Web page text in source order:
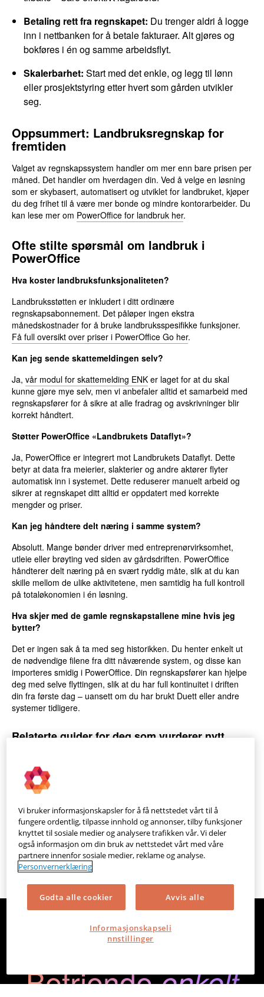
Betaling rett fra regnskapet: Du trenger aldri å logge
inn i nettbanken for å betale fakturaer. Alt gjøres og
bokføres i én og samme arbeidsflyt.
Skalerbarhet: Start med det enkle, og legg til lønn
eller prosjektstyring etter hvert som gården utvikler
seg.
Oppsummert: Landbruksregnskap for
fremtiden
Valget av regnskapssystem handler om mer enn bare prisen per
måned. Det handler om hverdagen din. Ved å velge en løsning
som er skybasert, automatisert og utviklet for landbruket, kjøper
du deg frihet til å være mer bonde og mindre kontorarbeider. Du
kan lese mer om PowerOffice for landbruk her.
Ofte stilte spørsmål om landbruk i
PowerOffice
Hva koster landbruksfunksjonaliteten?
Landbruksstøtten er inkludert i ditt ordinære
regnskapsabonnement. Det påløper ingen ekstra
månedskostnader for å bruke landbruksspesifikke funksjoner.
Få full oversikt over priser i PowerOffice Go her.
Kan jeg sende skattemeldingen selv?
Ja,vår modul for skattemelding ENK er laget for at du skal
kunne gjøre mye selv, men vi anbefaler alltid et samarbeid med
regnskapsfører for å sikre at alle fradrag og avskrivninger blir
korrekt håndtert.
Støtter PowerOffice «Landbrukets Dataflyt»?
Ja, PowerOffice er integrert mot Landbrukets Dataflyt. Dette
betyr at data fra meierier, slakterier og andre aktører flyter
automatisk inn i systemet. Dette reduserer manuelt arbeid og
sikrer at regnskapet ditt alltid er oppdatert med korrekte
mengder og priser.
Kan jeg håndtere delt næring i samme system?
Absolutt. Mange bønder driver med entreprenørvirksomhet,
utleie eller brøyting ved siden av gårdsdriften. PowerOffice
håndterer delt næring på en svært ryddig måte, slik at du kan
skille mellom de ulike aktivitetene, men samtidig ha full kontroll
på totaløkonomien i én løsning.
Hva skjer med de gamle regnskapstallene mine hvis jeg
bytter?
Det er ingen sak å ta med seg historikken. Du henter enkelt ut
de nødvendige filene fra ditt nåværende system, og disse kan
importeres smidig i PowerOffice. Din regnskapsfører kan hjelpe
deg med selve flyttingen, slik at du har full kontinuitet i driften
din fra første dag – uansett om du har brukt Duett eller andre
systemer tidligere.
Relaterte guider for deg som vurderer nytt
Hva bør du se etter når du bytter regnskapssystem?
Hvordan bytte regnskapssystem? En enkel guide til en
ny hverdag
Hvilket regnskapssystem er enklest å bruke i 2026?
Befriendeenkelt
Vi bruker informasjonskapsler for å få nettstedet vårt til å
fungere ordentlig, tilpasse innhold og annonser, tilby funksjoner
knyttet til sosiale medier og analysere trafikken vår. Vi deler
også informasjon om din bruk av nettstedet vårt med våre
partnere innenfor sosiale medier, reklame og analyse.
Personvernerklæring
Godta alle cookier Avvis alle
Informasjonskapseli
nnstillinger